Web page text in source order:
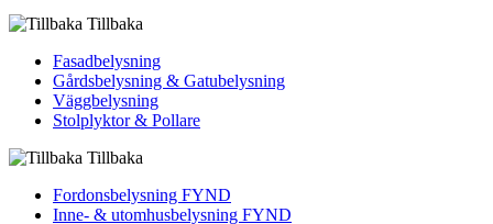
Tillbaka
Fasadbelysning
Gårdsbelysning & Gatubelysning
Väggbelysning
Stolplyktor & Pollare
Tillbaka
Fordons­belysning FYND
Inne- & utomhus­belysning FYND